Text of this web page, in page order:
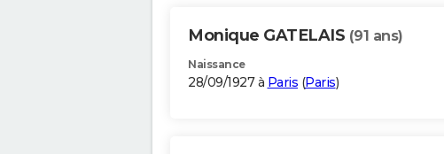
Monique GATELAIS (91 ans)
Naissance
28/09/1927 à Paris (Paris)